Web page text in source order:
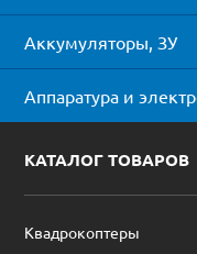
Аккумуляторы, ЗУ
Аппаратура и
КАТАЛОГ ТОВАРОВ
Квадрокоптеры